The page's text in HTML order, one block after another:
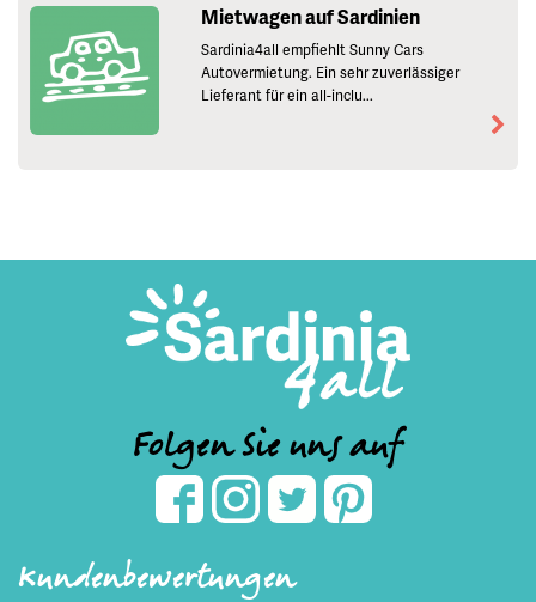
Mietwagen auf Sardinien
Sardinia4all empfiehlt Sunny Cars
Autovermietung. Ein sehr zuverlässiger
Lieferant für ein all-inclu...
Folgen Sie uns auf
Kundenbewertungen